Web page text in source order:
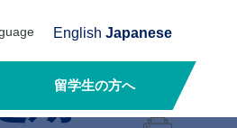
English Japanese
留学生の方へ
期